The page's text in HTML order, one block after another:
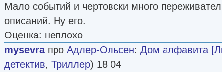
Мало событий и чертовски много
описаний. Ну его.
Оценка: неплохо
mysevraпро Адлер-Ольсен: Дом алфавита
детектив, Триллер) 18 04